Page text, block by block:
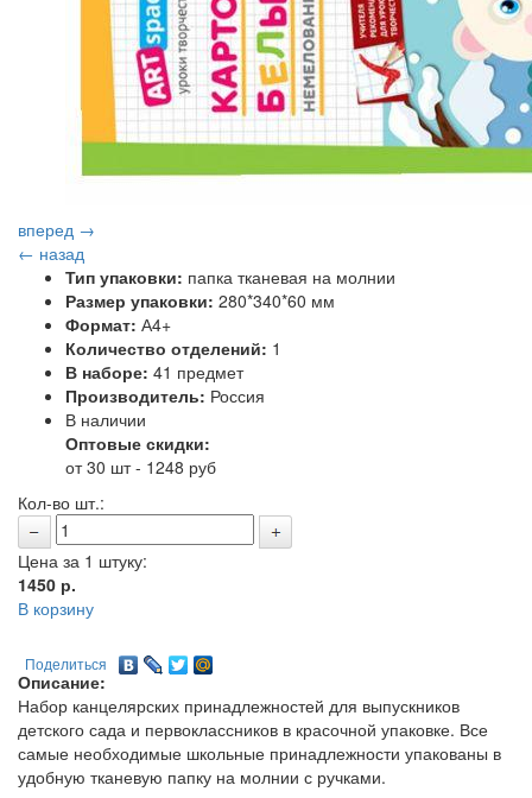
вперед →
← назад
Тип упаковки: папка тканевая на молнии
Размер упаковки: 280*340*60 мм
Формат: А4+
Количество отделений: 1
В наборе: 41 предмет
Производитель: Россия
В наличии
Оптовые скидки:
от 30 шт - 1248 руб
Кол-во шт.:
Цена за 1 штуку:
1450 р.
В корзину
Поделиться
Описание:
Набор канцелярских принадлежностей для выпускников
детского сада и первоклассников в красочной упаковке. Все
самые необходимые школьные принадлежности упакованы в
удобную тканевую папку на молнии с ручками.